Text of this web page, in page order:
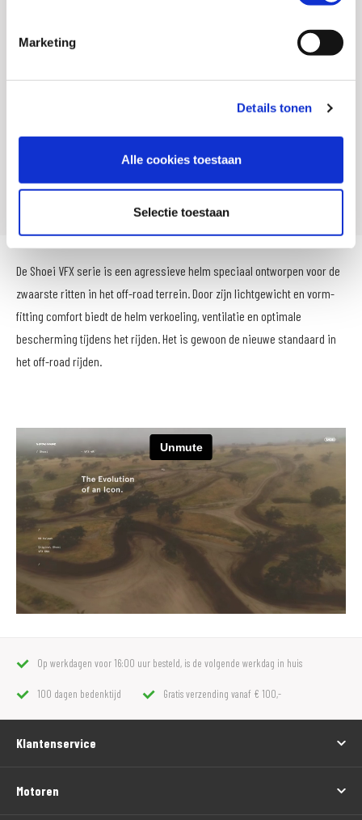
Marketing
Details tonen
Alle cookies toestaan
Selectie toestaan
Zonnevizier
100412
Offline Sales
Ja
De Shoei VFX serie is een agressieve helm speciaal ontworpen voor de
zwaarste ritten in het off-road terrein. Door zijn lichtgewicht en vorm-
fitting comfort biedt de helm verkoeling, ventilatie en optimale
bescherming tijdens het rijden. Het is gewoon de nieuwe standaard in
het off-road rijden.
Op werkdagen voor 16:00 uur besteld, is de volgende werkdag in huis
100 dagen bedenktijd Gratis verzending vanaf € 100,-
Klantenservice
Motoren